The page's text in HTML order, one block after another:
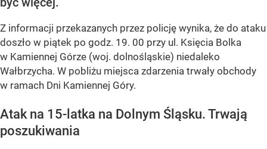
Z informacji przekazanych przez policję wynika, że do ataku
doszło w piątek po godz. 19. 00 przy ul. Księcia Bolka
w Kamiennej Górze (woj. dolnośląskie) niedaleko
Wałbrzycha. W pobliżu miejsca zdarzenia trwały obchody
w ramach Dni Kamiennej Góry.
Atak na 15-latka na Dolnym Śląsku. Trwają
poszukiwania